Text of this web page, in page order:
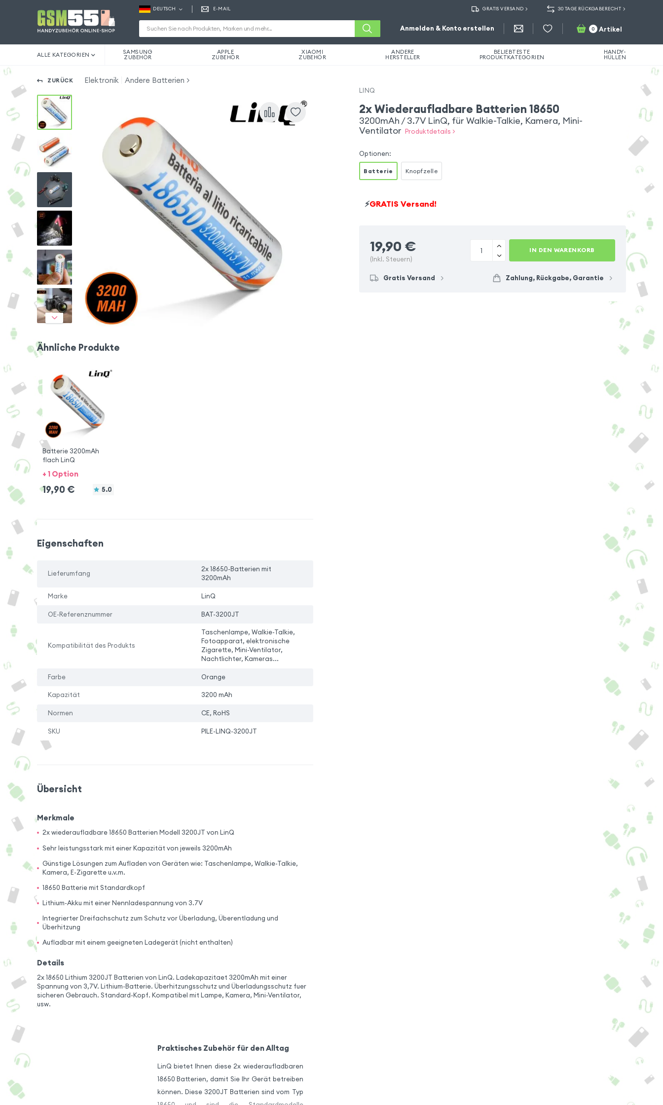
DEUTSCH E-MAIL GRATIS VERSAND 30 TAGE RÜCKGABERECHT
Anmelden & Konto erstellen 0 Artikel
ALLE KATEGORIEN SAMSUNG
ZUBEHÖR
APPLE
ZUBEHÖR
XIAOMI
ZUBEHÖR
ANDERE
HERSTELLER
BELIEBTESTE
PRODUKTKATEGORIEN
HANDY-
HÜLLEN
ZURÜCK Elektronik Andere Batterien
Ähnliche Produkte
Batterie 3200mAh
flach LinQ
+ 1 Option
19,90 € 5.0
Eigenschaften
Lieferumfang
2x 18650-Batterien mit
3200mAh
Marke LinQ
OE-Referenznummer BAT-3200JT
Kompatibilität des Produkts
Taschenlampe, Walkie-Talkie,
Fotoapparat, elektronische
Zigarette, Mini-Ventilator,
Nachtlichter, Kameras...
Farbe Orange
Kapazität 3200 mAh
Normen CE, RoHS
SKU PILE-LINQ-3200JT
Übersicht
Merkmale
2x wiederaufladbare 18650 Batterien Modell 3200JT von LinQ
Sehr leistungsstark mit einer Kapazität von jeweils 3200mAh
Günstige Lösungen zum Aufladen von Geräten wie: Taschenlampe, Walkie-Talkie,
Kamera, E-Zigarette u.v.m.
18650 Batterie mit Standardkopf
Lithium-Akku mit einer Nennladespannung von 3.7V
Integrierter Dreifachschutz zum Schutz vor Überladung, Überentladung und
Überhitzung
Aufladbar mit einem geeigneten Ladegerät (nicht enthalten)
Details
2x 18650 Lithium 3200JT Batterien von LinQ. Ladekapazitaet 3200mAh mit einer
Spannung von 3,7V. Lithium-Batterie. Überhitzungsschutz und Überladungsschutz fuer
sicheren Gebrauch. Standard-Kopf. Kompatibel mit Lampe, Kamera, Mini-Ventilator,
usw.
Praktisches Zubehör für den Alltag
LinQ bietet Ihnen diese 2x wiederaufladbaren
18650 Batterien, damit Sie Ihr Gerät betreiben
können. Diese 3200JT Batterien sind vom Typ
LINQ
2x Wiederaufladbare Batterien 18650
3200mAh / 3.7V LinQ, für Walkie-Talkie, Kamera, Mini-
Ventilator Produktdetails >
Optionen:
Batterie Knopfzelle
⚡GRATIS Versand!
19,90 €
(Inkl. Steuern)
IN DEN WARENKORB
Gratis Versand Zahlung, Rückgabe, Garantie